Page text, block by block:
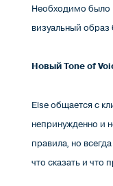
Необходимо было
визуальный образ
Новый Tone of
Else общается с
непринужденно и
правила, но
что сказать и что